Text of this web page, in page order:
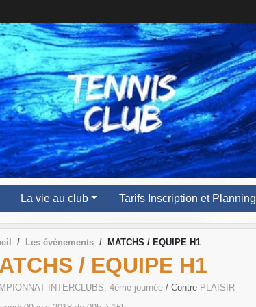
La vie au club Tarifs Inscription et Planning
Les évènements MATCHS / EQUIPE H1
/ EQUIPE H1
INTERCLUBS, 4ème journée / Contre PLAISIR
cookies